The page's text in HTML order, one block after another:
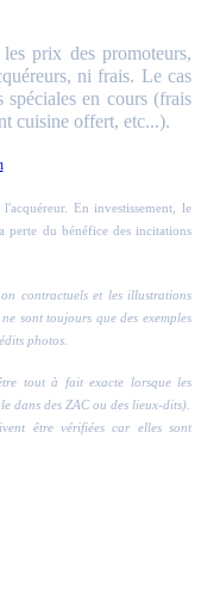
prix des promoteurs,
ni frais. Le cas
en cours (frais
cuisine offert, etc...).
En investissement, le
perte du bénéfice des incitations
contractuels et les illustrations
sont toujours que des exemples
photos.
tout à fait exacte lorsque les
dans des ZAC ou des lieux-dits).
être vérifiées car elles sont